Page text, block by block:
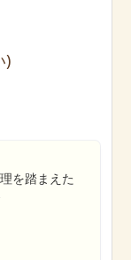
)
を踏まえた